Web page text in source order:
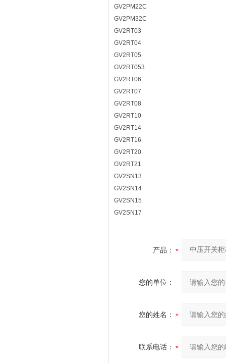
GV2PM22C
GV2PM32C
GV2RT03
GV2RT04
GV2RT05
GV2RT053
GV2RT06
GV2RT07
GV2RT08
GV2RT10
GV2RT14
GV2RT16
GV2RT20
GV2RT21
GV2SN13
GV2SN14
GV2SN15
GV2SN17
产品：
您的单位：
您的姓名：
联系电话：